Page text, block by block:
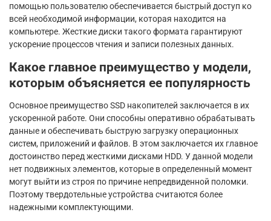
помощью пользователю обеспечивается быстрый доступ ко
всей необходимой информации, которая находится на
компьютере. Жесткие диски такого формата гарантируют
ускорение процессов чтения и записи полезных данных.
Какое главное преимущество у модели,
которым объясняется ее популярность
Основное преимущество SSD накопителей заключается в их
ускоренной работе. Они способны оперативно обрабатывать
данные и обеспечивать быструю загрузку операционных
систем, приложений и файлов. В этом заключается их главное
достоинство перед жесткими дисками HDD. У данной модели
нет подвижных элементов, которые в определенный момент
могут выйти из строя по причине непредвиденной поломки.
Поэтому твердотельные устройства считаются более
надежными комплектующими.